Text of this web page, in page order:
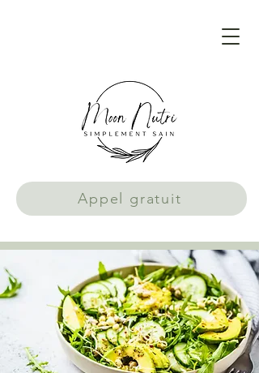
Appel gratuit